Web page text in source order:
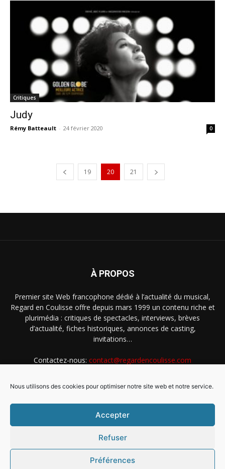
Nous utilisons des cookies pour optimiser notre site web et notre service.
Accepter
Refuser
Préférences
Critiques
Judy
Rémy Batteault - 24 février 2020 0
19 20 21
À PROPOS
Premier site Web francophone dédié à l’actualité du musical,
Regard en Coulisse offre depuis mars 1999 un contenu riche et
plurimédia : critiques de spectacles, interviews, brèves
d’actualité, fiches historiques, annonces de casting,
invitations…
Contactez-nous: contact@regardencoulisse.com
Intégration Ghislain Fayard Mentions légales